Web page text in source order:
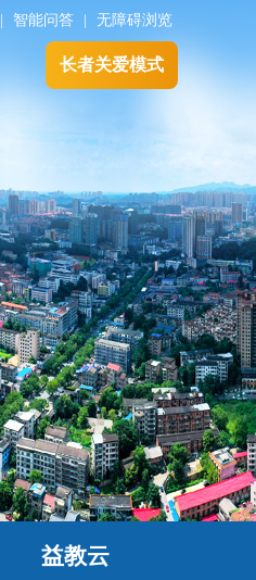
智能问答 无障碍浏览
长者关爱模式
益教云